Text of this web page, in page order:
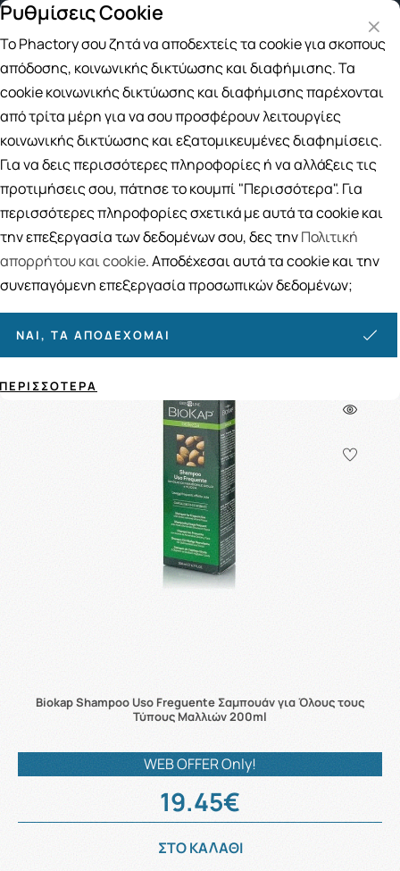
μεταφορικά για αγορές άνω των 49€ Παραλαβή
Αναζήτηση
Αρχική / Εταιρίες / BIOSLINE
BIOSLINE
Ταξινόμηση Προβολή
3 ΠΡΟΪΌΝΤΑ
Biokap Shampoo Uso Freguente Σαμπουάν για Όλους τους
Τύπους Μαλλιών 200ml
WEB OFFER Only!
19.45€
ΣΤΟ ΚΑΛΑΘΙ
Ρυθμίσεις Cookie
Το Phactory σου ζητά να αποδεχτείς τα cookie για σκοπούς
απόδοσης, κοινωνικής δικτύωσης και διαφήμισης. Τα
cookie κοινωνικής δικτύωσης και διαφήμισης παρέχονται
από τρίτα μέρη για να σου προσφέρουν λειτουργίες
κοινωνικής δικτύωσης και εξατομικευμένες διαφημίσεις.
Για να δεις περισσότερες πληροφορίες ή να αλλάξεις τις
προτιμήσεις σου, πάτησε το κουμπί "Περισσότερα". Για
περισσότερες πληροφορίες σχετικά με αυτά τα cookie και
την επεξεργασία των δεδομένων σου, δες τηνΠολιτική
απορρήτου και cookie. Αποδέχεσαι αυτά τα cookie και την
συνεπαγόμενη επεξεργασία προσωπικών δεδομένων;
ΝΑΙ, ΤΑ ΑΠΟΔΈΧΟΜΑΙ
ΠΕΡΙΣΣΌΤΕΡΑ